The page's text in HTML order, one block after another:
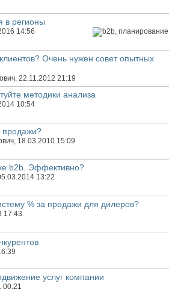
в регионы
14:56
Очень нужен совет опытных
, 22.11.2012 21:19
методики анализа
10:54
продажи?
, 18.03.2010 15:09
b2b. Эффективно?
13:22
% за продажи для дилеров?
17:43
услуг компании
00:21